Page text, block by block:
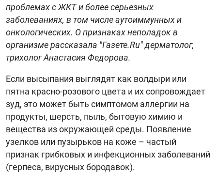
проблемах с ЖКТ и более серьезных
заболеваниях, в том числе аутоиммунных и
онкологических. О признаках неполадок в
организме рассказала "Газете.Ru" дерматолог,
трихолог Анастасия Федорова.
Если высыпания выглядят как волдыри или
пятна красно-розового цвета и их сопровождает
зуд, это может быть симптомом аллергии на
продукты, шерсть, пыль, бытовую химию и
вещества из окружающей среды. Появление
узелков или пузырьков на коже – частый
признак грибковых и инфекционных заболеваний
(герпеса, вирусных бородавок).